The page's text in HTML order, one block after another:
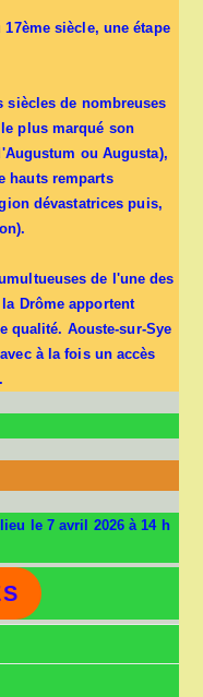
siècle, une étape
siècles de nombreuses
plus marqué son
ou Augusta),
hauts remparts
dévastatrices puis,
de l'une des
Drôme apportent
qualité. Aouste-sur-Sye
à la fois un accès
le 7 avril 2026 à 14 h